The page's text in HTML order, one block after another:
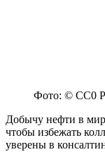
Фото: © СС0
Добычу нефти в
чтобы избежать
уверены в